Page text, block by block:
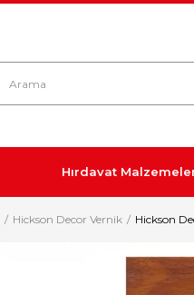
Hırdavat
Hickson Decor Vernik Hickson